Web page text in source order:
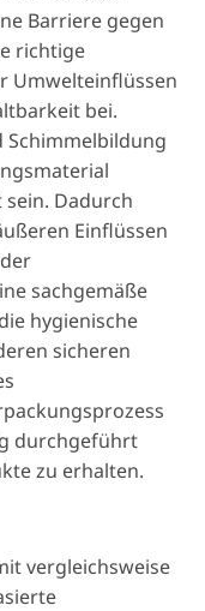
Barriere gegen
richtige
Umwelteinflüssen
bei.
Schimmelbildung
Dadurch
Einflüssen
sachgemäße
hygienische
sicheren
durchgeführt
zu erhalten.
vergleichsweise